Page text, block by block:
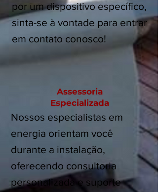
por um dispositivo específico,
sinta-se à vontade para entrar
em contato conosco!​
Assessoria
Especializada
Nossos especialistas em
energia orientam você
durante a instalação,
oferecendo consultoria
personalizada e suporte